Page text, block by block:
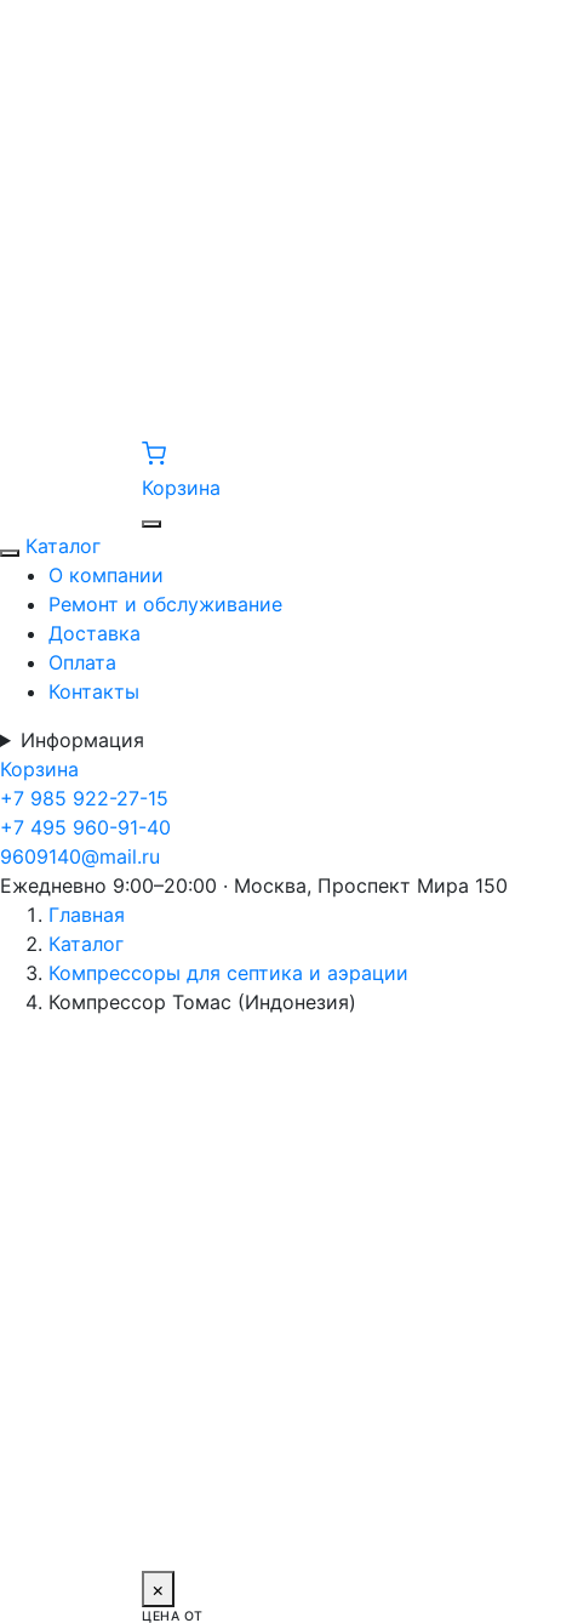
Корзина
Каталог
О компании
Ремонт и обслуживание
Доставка
Оплата
Контакты
Информация
Корзина
+7 985 922-27-15
+7 495 960-91-40
9609140@mail.ru
Ежедневно 9:00–20:00 · Москва, Проспект Мира 150
Главная
Каталог
Компрессоры для септика и аэрации
Компрессор Томас (Индонезия)
×
ЦЕНА ОТ